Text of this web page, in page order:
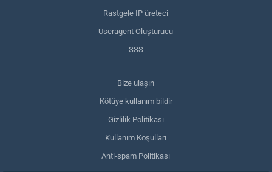
Rastgele IP üreteci
Useragent Oluşturucu
SSS
Bize ulaşın
Kötüye kullanım bildir
Gizlilik Politikası
Kullanım Koşulları
Anti-spam Politikası